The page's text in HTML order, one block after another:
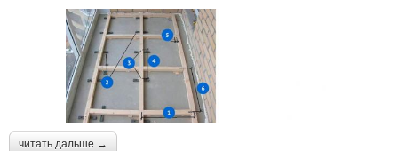
читать дальше →